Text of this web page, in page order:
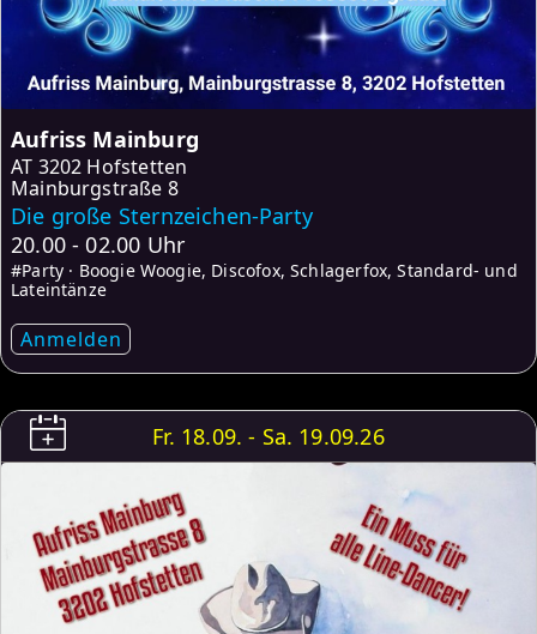
Aufriss Mainburg
AT 3202 Hofstetten
Mainburgstraße 8
Die große Sternzeichen-Party
20.00 - 02.00 Uhr
#Party · Boogie Woogie, Discofox, Schlagerfox, Standard- und
Lateintänze
Anmelden
Fr. 18.09. - Sa. 19.09.26